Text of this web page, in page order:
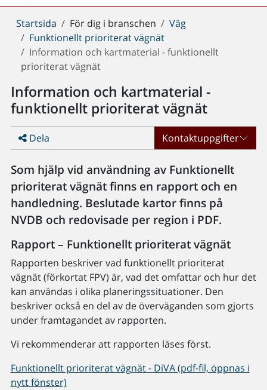
Du
är
här:
Startsida För dig i branschen
Väg
Funktionellt prioriterat vägnät
Information och kartmaterial - funktionellt
prioriterat vägnät
Information och kartmaterial -
funktionellt prioriterat vägnät
Dela Kontaktuppgifter
Som hjälp vid användning av Funktionellt
prioriterat vägnät finns en rapport och en
handledning. Beslutade kartor finns på
NVDB och redovisade per region i PDF.
Rapport – Funktionellt prioriterat vägnät
Rapporten beskriver vad funktionellt prioriterat
vägnät (förkortat FPV) är, vad det omfattar och hur det
kan användas i olika planeringssituationer. Den
beskriver också en del av de överväganden som gjorts
under framtagandet av rapporten.
Vi rekommenderar att rapporten läses först.
Funktionellt prioriterat vägnät - DiVA (pdf-fil, öppnas i
nytt fönster)